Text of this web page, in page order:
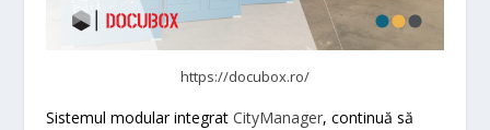
https://docubox.ro/
Sistemul modular integratCityManager, continuă să